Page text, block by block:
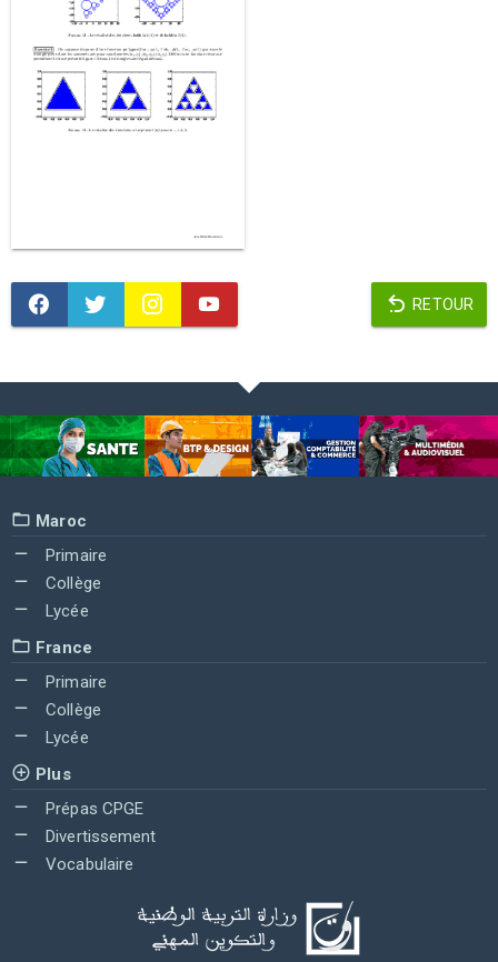
RETOUR
Maroc
Primaire
Collège
Lycée
France
Primaire
Collège
Lycée
Plus
Prépas CPGE
Divertissement
Vocabulaire